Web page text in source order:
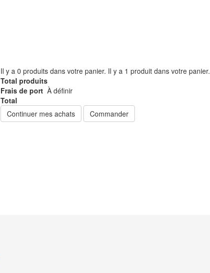
Il y a 0 produits dans votre panier. Il y a 1 produit dans votre panier.
Total produits
Frais de port À définir
Total
Continuer mes achats
Commander